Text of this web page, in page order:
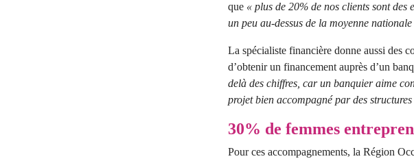
que « plus de 20% de nos clients sont des
un peu au-dessus de la moyenne
La spécialiste financière donne aussi des
d’obtenir un financement auprès d’un
delà des chiffres, car un banquier aime
projet bien accompagné par des
30% de femmes
Pour ces accompagnements, la Région